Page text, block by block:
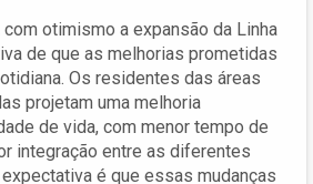
otimismo a expansão da Linha
de que as melhorias prometidas
Os residentes das áreas
projetam uma melhoria
de vida, com menor tempo de
integração entre as diferentes
é que essas mudanças